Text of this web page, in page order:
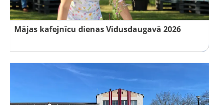
Mājas kafejnīcu dienas Vidusdaugavā 2026